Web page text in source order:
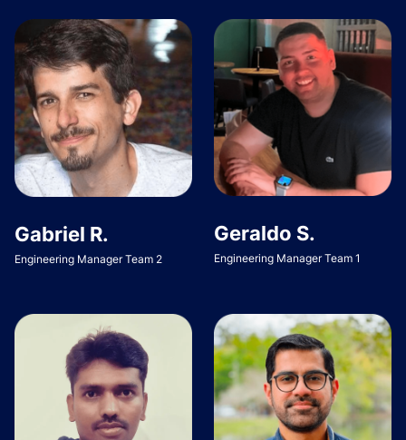
Gabriel R.
Engineering Manager Team 2
Geraldo S.
Engineering Manager Team 1